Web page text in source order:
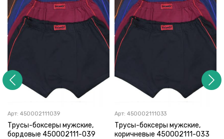
Арт: 450002111039
Трусы-боксеры мужские,
бордовые 450002111-039
Арт: 450002111033
Трусы-боксеры мужские,
коричневые 450002111-033